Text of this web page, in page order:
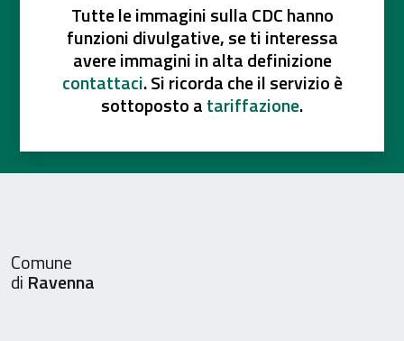
Tutte le immagini sulla CDC hanno
funzioni divulgative, se ti interessa
avere immagini in alta definizione
contattaci. Si ricorda che il servizio è
sottoposto atariffazione.
Comune
di Ravenna